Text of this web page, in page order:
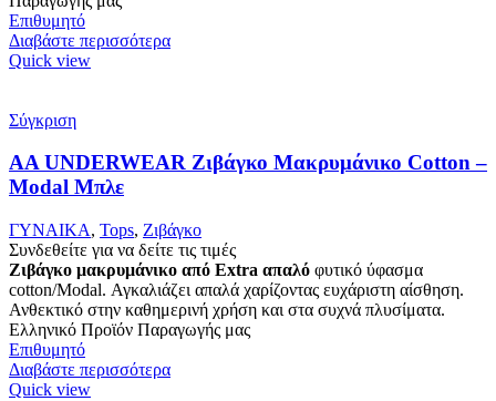
Επιθυμητό
Διαβάστε περισσότερα
Quick view
Σύγκριση
AA UNDERWEAR Ζιβάγκο Μακρυμάνικο Cotton –
Modal Μπλε
ΓΥΝΑΙΚΑ, Tops, Ζιβάγκο
Συνδεθείτε για να δείτε τις τιμές
Ζιβάγκο μακρυμάνικο από Extra απαλό φυτικό ύφασμα
cotton/Modal. Αγκαλιάζει απαλά χαρίζοντας ευχάριστη αίσθηση.
Ανθεκτικό στην καθημερινή χρήση και στα συχνά πλυσίματα.
Ελληνικό Προϊόν Παραγωγής μας
Επιθυμητό
Διαβάστε περισσότερα
Quick view